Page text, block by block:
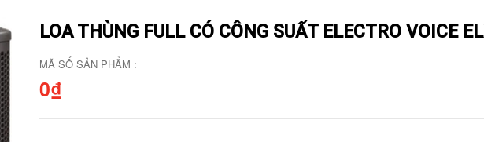
LOA THÙNG FULL CÓ CÔNG SUẤT ELECTRO VOICE
MÃ SỐ SẢN PHẨM :
0₫